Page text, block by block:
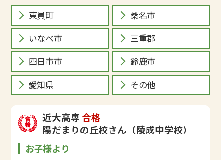
東員町
桑名市
いなべ市
三重郡
四日市市
鈴鹿市
愛知県
その他
近大高専 合格
陽だまりの丘校さん（陵成中学校）
お子様より